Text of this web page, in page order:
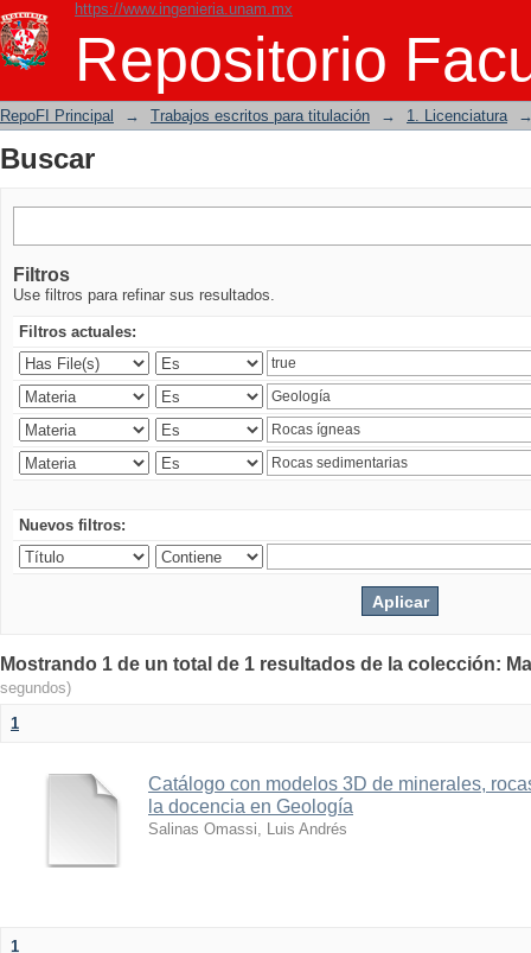
https://www.ingenieria.unam.mx
Repositorio
Buscar
RepoFI Principal → Trabajos escritos para titulación → 1. Licenciatura
Buscar
Filtros
Use filtros para refinar sus resultados.
Filtros actuales:
Nuevos filtros:
Mostrando 1 de un total de 1 resultados de la colección:
segundos)
1
Catálogo con modelos 3D de minerales,
la docencia en Geología
Salinas Omassi, Luis Andrés
1